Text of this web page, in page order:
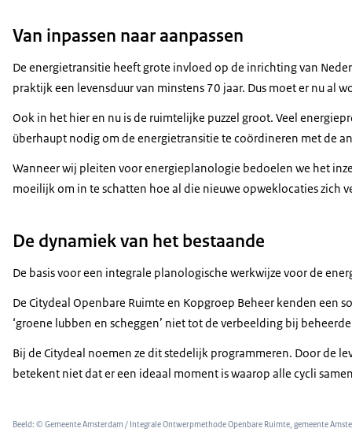
Van inpassen naar aanpassen
De energietransitie heeft grote invloed op de inrichting van
praktijk een levensduur van minstens 70 jaar. Dus moet er nu
Ook in het hier en nu is de ruimtelijke puzzel groot. Veel
überhaupt nodig om de energietransitie te coördineren met de
Wanneer wij pleiten voor energieplanologie bedoelen we het
moeilijk om in te schatten hoe al die nieuwe opweklocaties
De dynamiek van het bestaande
De basis voor een integrale planologische werkwijze voor de
De Citydeal Openbare Ruimte en Kopgroep Beheer kenden
‘groene lubben en scheggen’ niet tot de verbeelding bij
Bij de Citydeal noemen ze dit stedelijk programmeren. Door de
betekent niet dat er een ideaal moment is waarop alle cycli
Beeld: © Gemeente Amsterdam / Integrale Ontwerpmethode Openbare Ruimte, gemeente